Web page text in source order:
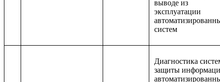
выводе из
эксплуатации
систем
Диагностика
защиты